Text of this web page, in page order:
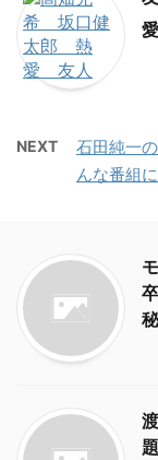
NEXT
石田純一
んな番組